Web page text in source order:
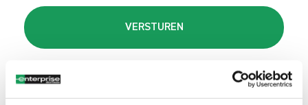
dash
JJJJ